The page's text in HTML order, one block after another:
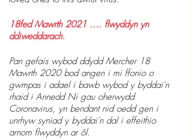
18fed Mawrth 2021 .... flwyddyn yn
ddiweddarach.
Pan gefais wybod ddydd Mercher 18
Mawrth 2020 bod angen i mi ffonio o
gwmpas i adael i bawb wybod y byddai'n
rhaid i Annedd Ni gau oherwydd
Coronavirus, yn bendant nid oedd gen i
unrhyw syniad y byddai'n dal i effeithio
arnom flwyddyn ar ôl.